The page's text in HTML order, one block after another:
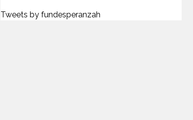
Tweets by fundesperanzah